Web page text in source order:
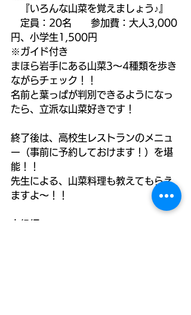
『いろんな山菜を覚えましょう♪』
定員：20名　　参加費：大人3,000
円、小学生1,500円
※ガイド付き
まほら岩手にある山菜3～4種類を歩き
ながらチェック！！
名前と葉っぱが判別できるようになっ
たら、立派な山菜好きです！
終了後は、高校生レストランのメニュ
ー（事前に予約しておけます！）を堪
能！！
先生による、山菜料理も教えてもらえ
ますよ～！！